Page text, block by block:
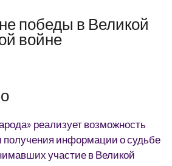
победы в Великой
войне